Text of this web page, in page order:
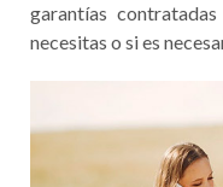
garantías
necesitas o si es